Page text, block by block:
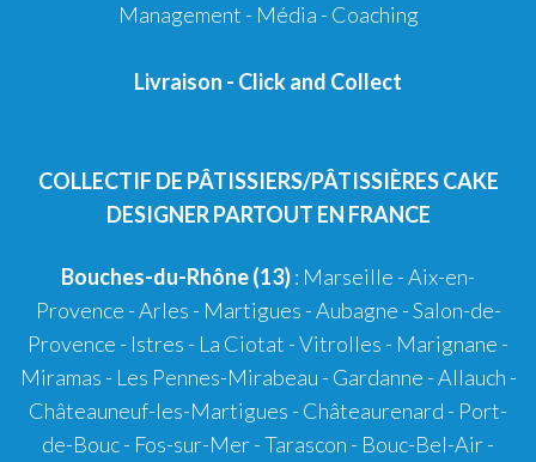
Management - Média - Coaching
Livraison - Click and Collect
COLLECTIF DE PÂTISSIERS/PÂTISSIÈRES CAKE
DESIGNER PARTOUT EN FRANCE
Bouches-du-Rhône (13): Marseille -Aix-en-
Provence -Arles - Martigues -Aubagne -Salon-de-
Provence - Istres - La Ciotat -Vitrolles - Marignane -
Miramas - Les Pennes-Mirabeau - Gardanne -Allauch -
Châteauneuf-les-Martigues - Châteaurenard - Port-
de-Bouc- Fos-sur-Mer-Tarascon - Bouc-Bel-Air-